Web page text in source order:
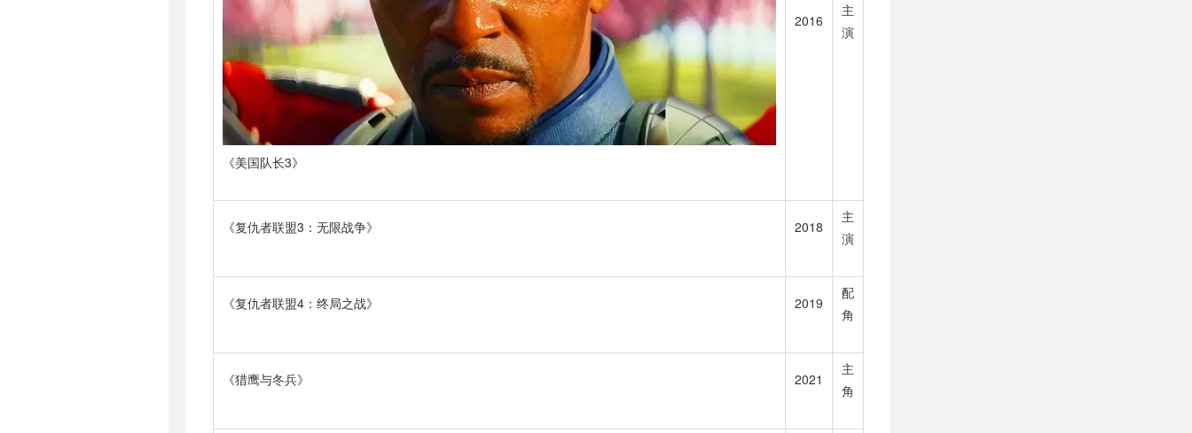
《美国队长3》
2016
主
演
《复仇者联盟3：无限战争》 2018
主
演
《复仇者联盟4：终局之战》 2019
配
角
《猎鹰与冬兵》 2021
主
角